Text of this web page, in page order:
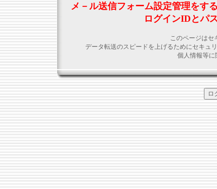
メ－ル送信フォーム設定管理をす
ログインIDとパ
このページはセ
データ転送のスピードを上げるためにセキュ
個人情報等に